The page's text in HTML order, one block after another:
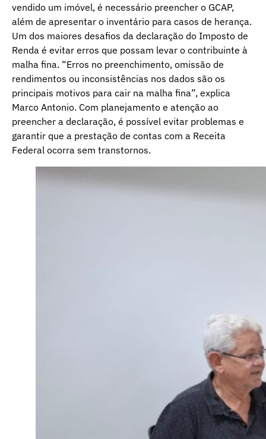
vendido um imóvel, é necessário preencher o GCAP,
além de apresentar o inventário para casos de herança.
Um dos maiores desafios da declaração do Imposto de
Renda é evitar erros que possam levar o contribuinte à
malha fina. “Erros no preenchimento, omissão de
rendimentos ou inconsistências nos dados são os
principais motivos para cair na malha fina”, explica
Marco Antonio. Com planejamento e atenção ao
preencher a declaração, é possível evitar problemas e
garantir que a prestação de contas com a Receita
Federal ocorra sem transtornos.